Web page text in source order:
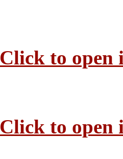
Click to open
Click to open